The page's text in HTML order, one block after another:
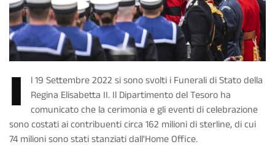
I
l 19 Settembre 2022 si sono svolti i Funerali di Stato della
Regina Elisabetta II. Il Dipartimento del Tesoro ha
comunicato che la cerimonia e gli eventi di celebrazione
sono costati ai contribuenti circa 162 milioni di sterline, di cui
74 milioni sono stati stanziati dall'Home Office.